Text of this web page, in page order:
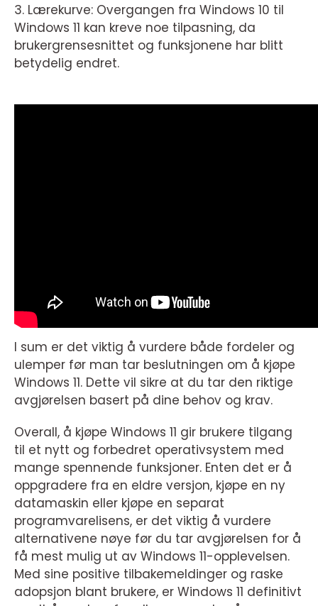
3. Lærekurve: Overgangen fra Windows 10 til
Windows 11 kan kreve noe tilpasning, da
brukergrensesnittet og funksjonene har blitt
betydelig endret.
I sum er det viktig å vurdere både fordeler og
ulemper før man tar beslutningen om å kjøpe
Windows 11. Dette vil sikre at du tar den riktige
avgjørelsen basert på dine behov og krav.
Overall, å kjøpe Windows 11 gir brukere tilgang
til et nytt og forbedret operativsystem med
mange spennende funksjoner. Enten det er å
oppgradere fra en eldre versjon, kjøpe en ny
datamaskin eller kjøpe en separat
programvarelisens, er det viktig å vurdere
alternativene nøye før du tar avgjørelsen for å
få mest mulig ut av Windows 11-opplevelsen.
Med sine positive tilbakemeldinger og raske
adopsjon blant brukere, er Windows 11 definitivt